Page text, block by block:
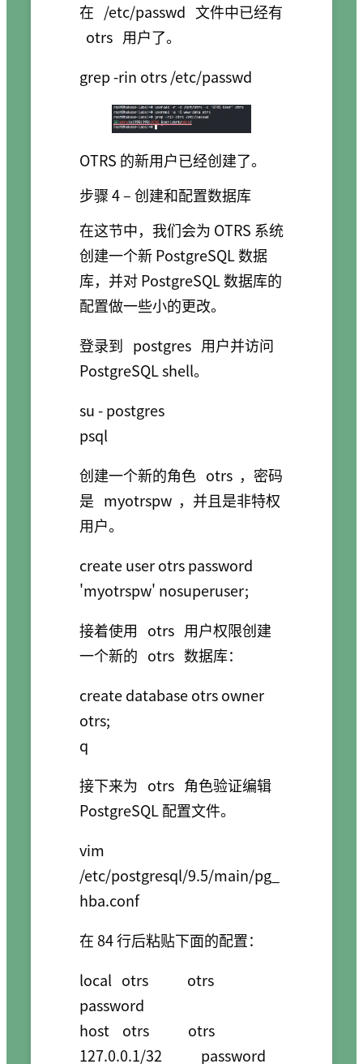
在 /etc/passwd 文件中已经有
otrs 用户了。
OTRS 的新用户已经创建了。
步骤 4 – 创建和配置数据库
在这节中，我们会为 OTRS 系统
创建一个新 PostgreSQL 数据
库，并对 PostgreSQL 数据库的
配置做一些小的更改。
登录到 postgres 用户并访问
PostgreSQL shell。
su - postgres
创建一个新的角色 otrs ，密码
是 myotrspw ，并且是非特权
用户。
create user otrs password
接着使用 otrs 用户权限创建
一个新的 otrs 数据库：
create database otrs owner
otrs;
接下来为 otrs 角色验证编辑
PostgreSQL 配置文件。
vim
/etc/postgresql/9.5/main/pg_
在 84 行后粘贴下面的配置：
local   otrs            otrs
password
host    otrs            otrs